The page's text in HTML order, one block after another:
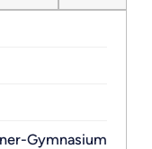
Gymnasium